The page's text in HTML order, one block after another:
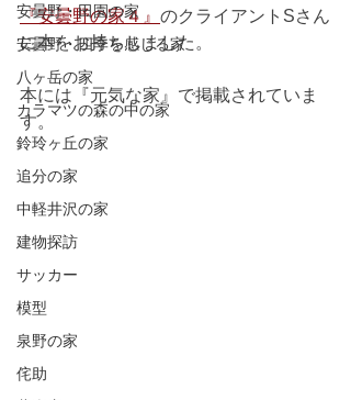
安曇野・田園の家
安曇野・四季を感じる家
八ヶ岳の家
カラマツの森の中の家
鈴玲ヶ丘の家
追分の家
中軽井沢の家
建物探訪
サッカー
模型
泉野の家
侘助
『安曇野の家４』 のクライアントSさん
に本をお持ちしました。
本には『元気な家』で掲載されていま
す。